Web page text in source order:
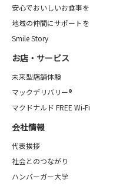
安心でおいしいお食事を
地域の仲間にサポートを
Smile Story
お店・サービス
未来型店舗体験
マックデリバリー®
マクドナルド FREE Wi-Fi
会社情報
代表挨拶
社会とのつながり
ハンバーガー大学